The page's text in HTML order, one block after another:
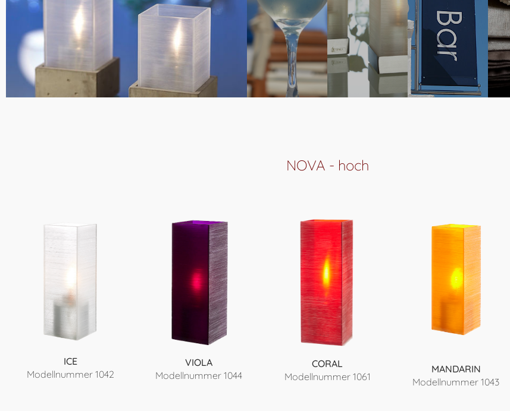
NOVA - hoch
ICE
Modellnummer 1042
VIOLA
Modellnummer 1044
CORAL
Modellnummer 1061
MANDARIN
Modellnummer 1043